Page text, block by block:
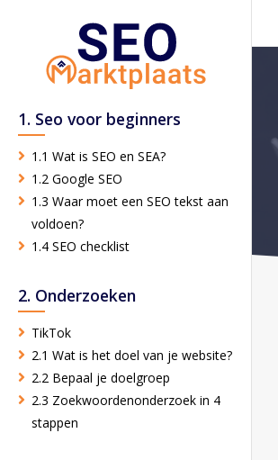
1. Seo voor beginners
1.1 Wat is SEO en SEA?
1.2 Google SEO
1.3 Waar moet een SEO tekst aan
voldoen?
1.4 SEO checklist
2. Onderzoeken
TikTok
2.1 Wat is het doel van je website?
2.2 Bepaal je doelgroep
2.3 Zoekwoordenonderzoek in 4
stappen